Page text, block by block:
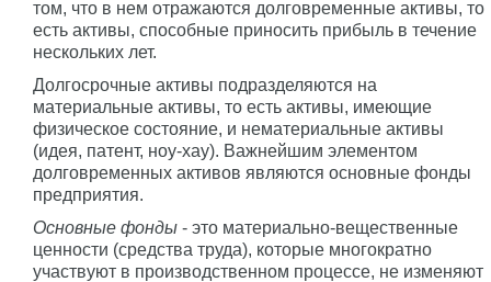
том, что в нем отражаются долговременные активы, то
есть активы, способные приносить прибыль в течение
нескольких лет.
Долгосрочные активы подразделяются на
материальные активы, то есть активы, имеющие
физическое состояние, и нематериальные активы
(идея, патент, ноу-хау). Важнейшим элементом
долговременных активов являются основные фонды
предприятия.
Основные фонды - это материально-вещественные
ценности (средства труда), которые многократно
участвуют в производственном процессе, не изменяют